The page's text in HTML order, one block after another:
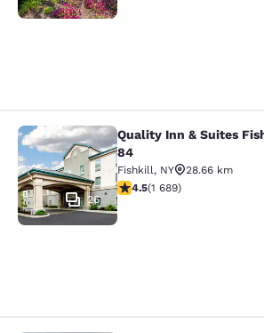
Quality Inn & Suites
26
Quality Inn & Suites
84
Fishkill, NY
28.66 km
4.47 étoiles. Excellent. 1689
4.5(1 689)